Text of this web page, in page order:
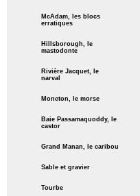
McAdam, les blocs
erratiques
Hillsborough, le
mastodonte
Rivière Jacquet, le
narval
Moncton, le morse
Baie Passamaquoddy, le
castor
Grand Manan, le caribou
Sable et gravier
Tourbe